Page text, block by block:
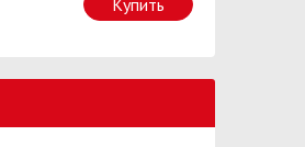
Купить